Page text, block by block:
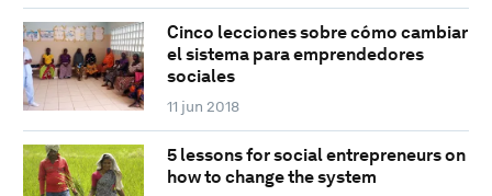
Cinco lecciones sobre cómo cambiar
el sistema para emprendedores
sociales
11 jun 2018
5 lessons for social entrepreneurs on
how to change the system